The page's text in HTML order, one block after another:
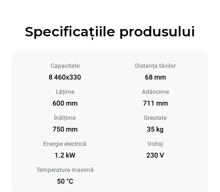
Specificațiile produsului
Capacitate
8 460x330
Distanța tăvilor
68 mm
Lățime
600 mm
Adâncime
711 mm
Înălțime
750 mm
Greutate
35 kg
Energie electrică
1.2 kW
Voltaj
230 V
Temperatura maximă
50 °C